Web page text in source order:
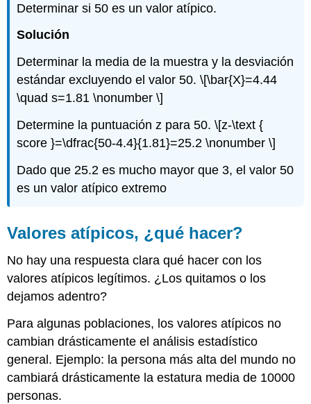
Determinar si 50 es un valor atípico.
Solución
Determinar la media de la muestra y la desviación
estándar excluyendo el valor 50.\[\bar{X}=4.44
\quad s=1.81 \nonumber \]
Determine la puntuación z para 50.\[z-\text {
score }=\dfrac{50-4.4}{1.81}=25.2 \nonumber \]
Dado que 25.2 es mucho mayor que 3, el valor 50
es un valor atípico extremo
Valores atípicos, ¿qué hacer?
No hay una respuesta clara qué hacer con los
valores atípicos legítimos. ¿Los quitamos o los
dejamos adentro?
Para algunas poblaciones, los valores atípicos no
cambian drásticamente el análisis estadístico
general. Ejemplo: la persona más alta del mundo no
cambiará drásticamente la estatura media de 10000
personas.